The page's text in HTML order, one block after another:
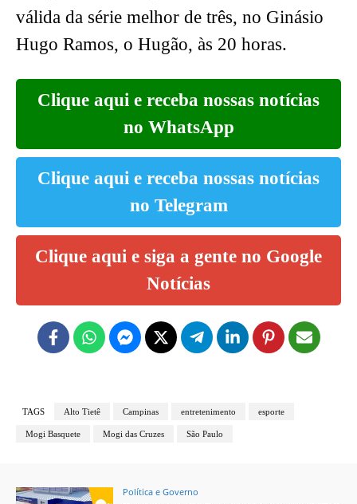
válida da série melhor de três, no Ginásio
Hugo Ramos, o Hugão, às 20 horas.
Clique aqui e receba nossas notícias
no WhatsApp
Clique aqui e receba nossas notícias
no Telegram
Clique aqui e siga a gente no Google
Notícias
TAGS Alto Tietê Campinas entretenimento esporte
Mogi Basquete Mogi das Cruzes São Paulo
Política e Governo